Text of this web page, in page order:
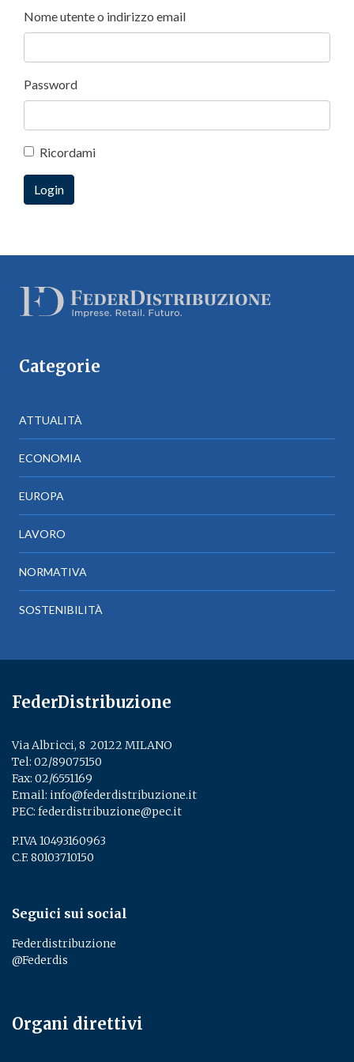
Nome utente o indirizzo email
Password
Ricordami
Categorie
ATTUALITÀ
ECONOMIA
EUROPA
LAVORO
NORMATIVA
SOSTENIBILITÀ
FederDistribuzione
Via Albricci, 8 ­ 20122 MILANO
Tel: 02/89075150
Fax: 02/6551169
Email: info@federdistribuzione.it
PEC: federdistribuzione@pec.it
P.IVA 10493160963
C.F. 80103710150
Seguici sui social
Federdistribuzione
@Federdis
Organi direttivi